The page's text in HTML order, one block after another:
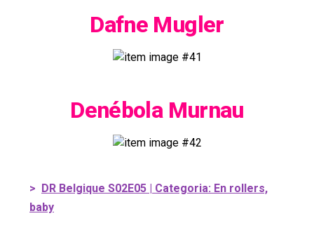
Dafne Mugler
Denébola Murnau
> DR Belgique S02E05 | Categoria: En rollers,
baby